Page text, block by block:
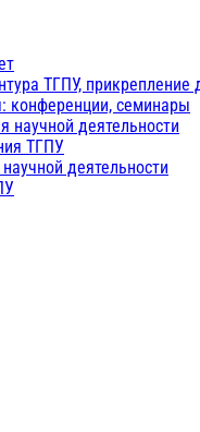
ТГПУ,
конференции, семинары
научной деятельности
ТГПУ
деятельности